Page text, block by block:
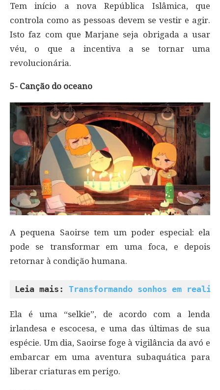
Tem início a nova República Islâmica, que
controla como as pessoas devem se vestir e agir.
Isto faz com que Marjane seja obrigada a usar
véu, o que a incentiva a se tornar uma
revolucionária.
5- Canção do oceano
A pequena Saoirse tem um poder especial: ela
pode se transformar em uma foca, e depois
retornar à condição humana.
Leia mais: Transformando sonhos em
Ela é uma “selkie”, de acordo com a lenda
irlandesa e escocesa, e uma das últimas de sua
espécie. Um dia, Saoirse foge à vigilância da avó e
embarcar em uma aventura subaquática para
liberar criaturas em perigo.